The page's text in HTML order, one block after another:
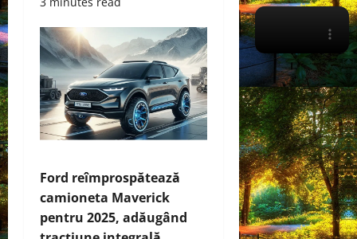
Ford reîmprospătează
camioneta Maverick
pentru 2025, adăugând